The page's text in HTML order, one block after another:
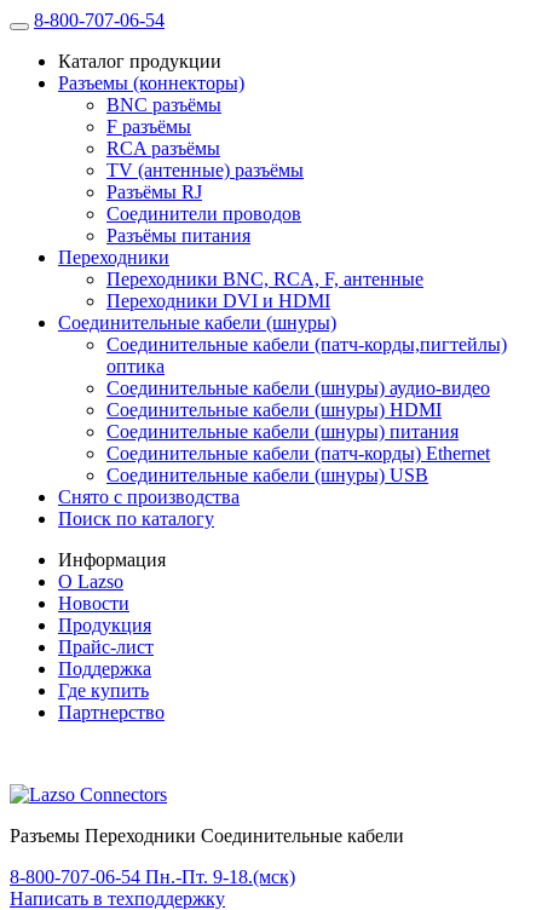
8-800-707-06-54
Каталог продукции
Разъемы (коннекторы)
BNC разъёмы
F разъёмы
RCA разъёмы
TV (антенные) разъёмы
Разъёмы RJ
Соединители проводов
Разъёмы питания
Переходники
Переходники BNC, RCA, F, антенные
Переходники DVI и HDMI
Соединительные кабели (шнуры)
Соединительные кабели (патч-корды,пигтейлы)
оптика
Соединительные кабели (шнуры) аудио-видео
Соединительные кабели (шнуры) HDMI
Соединительные кабели (шнуры) питания
Соединительные кабели (патч-корды) Ethernet
Соединительные кабели (шнуры) USB
Снято с производства
Поиск по каталогу
Информация
О Lazso
Новости
Продукция
Прайс-лист
Поддержка
Где купить
Партнерство
Разъемы Переходники Соединительные кабели
8-800-707-06-54 Пн.-Пт. 9-18.(мск)
Написать в техподдержку